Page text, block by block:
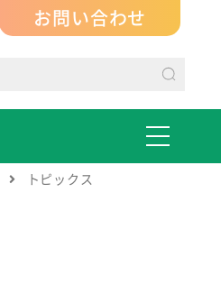
お問い合わせ
トピックス